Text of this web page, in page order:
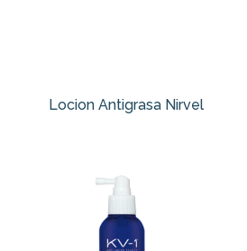
Locion Antigrasa Nirvel